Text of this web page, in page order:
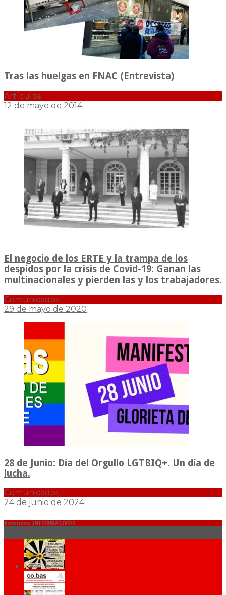
Tras las huelgas en FNAC (Entrevista)
Artículos
12 de mayo de 2014
El negocio de los ERTE y la trampa de los
despidos por la crisis de Covid-19: Ganan las
multinacionales y pierden las y los trabajadores.
Comunicados
29 de mayo de 2020
28 de Junio: Día del Orgullo LGTBIQ+. Un día de
lucha.
Comunicados
24 de junio de 2024
Boletines INFORMATIVOS